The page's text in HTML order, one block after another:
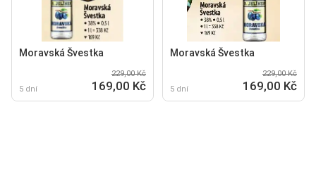
Moravská Švestka
5 dní
229,00 Kč
169,00 Kč
Moravská Švestka
5 dní
229,00 Kč
169,00 Kč